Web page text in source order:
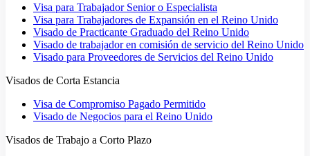
Visa para Trabajador Senior o Especialista
Visa para Trabajadores de Expansión en el Reino Unido
Visado de Practicante Graduado del Reino Unido
Visado de trabajador en comisión de servicio del Reino Unido
Visado para Proveedores de Servicios del Reino Unido
Visados de Corta Estancia
Visa de Compromiso Pagado Permitido
Visado de Negocios para el Reino Unido
Visados de Trabajo a Corto Plazo